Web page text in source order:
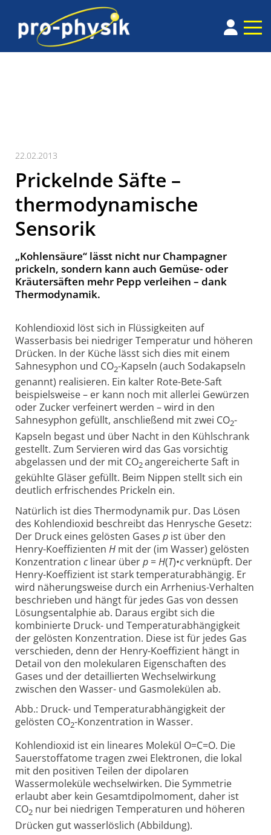
22.02.2013
Prickelnde Säfte –
thermodynamische
Sensorik
„Kohlensäure“ lässt nicht nur Champagner
prickeln, sondern kann auch Gemüse- oder
Kräutersäften mehr Pepp verleihen – dank
Thermodynamik.
Kohlendioxid löst sich in Flüssigkeiten auf
Wasserbasis bei niedriger Temperatur und höheren
Drücken. In der Küche lässt sich dies mit einem
Sahnesyphon und CO2-Kapseln (auch Sodakapseln
genannt) realisieren. Ein kalter Rote-Bete-Saft
beispielsweise – er kann noch mit allerlei Gewürzen
oder Zucker verfeinert werden – wird in den
Sahnesyphon gefüllt, anschließend mit zwei CO2-
Kapseln begast und über Nacht in den Kühlschrank
gestellt. Zum Servieren wird das Gas vorsichtig
abgelassen und der mit CO2angereicherte Saft in
gekühlte Gläser gefüllt. Beim Nippen stellt sich ein
deutlich erfrischendes Prickeln ein.
Natürlich ist dies Thermodynamik pur. Das Lösen
des Kohlendioxid beschreibt das Henrysche Gesetz:
Der Druck eines gelösten Gases p ist über den
Henry-Koeffizienten H mit der (im Wasser) gelösten
Konzentration clinear überp =H(T)•cverknüpft. Der
Henry-Koeffizient ist stark temperaturabhängig. Er
wird näherungsweise durch ein Arrhenius-Verhalten
beschrieben und hängt für jedes Gas von dessen
Lösungsentalphie ab. Daraus ergibt sich die
kombinierte Druck- und Temperaturabhängigkeit
der gelösten Konzentration. Diese ist für jedes Gas
verschieden, denn der Henry-Koeffizient hängt in
Detail von den molekularen Eigenschaften des
Gases und der detaillierten Wechselwirkung
zwischen den Wasser- und Gasmolekülen ab.
Abb.: Druck- und Temperaturabhängigkeit der
gelösten CO2-Konzentration in Wasser.
Kohlendioxid ist ein lineares Molekül O=C=O. Die
Sauerstoffatome tragen zwei Elektronen, die lokal
mit den positiven Teilen der dipolaren
Wassermoleküle wechselwirken. Die Symmetrie
erlaubt aber kein Gesamtdipolmoment, daher ist
CO2 nur bei niedrigen Temperaturen und höheren
Drücken gut wasserlöslich (Abbildung).